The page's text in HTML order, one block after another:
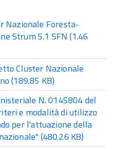
Nazionale Foresta-
Strum 5.1 SFN(1.46
Cluster Nazionale
(189.85 KB)
N. 0145804 del
e modalità di utilizzo
per l'attuazione della
(480.26 KB)